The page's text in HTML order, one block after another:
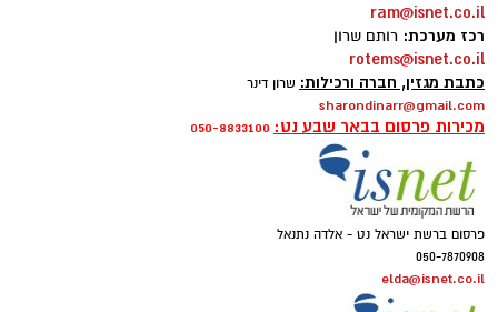
ram@isnet.co.il
רכז מערכת: רותם שרון
rotems@isnet.co.il
כתבת מגזין, חברה ורכילות: שרון דינר
sharondinarr@gmail.com
מכירות פרסום בבאר שבע נט: 050-8833100
פרסום ברשת ישראל נט - אלדה נתנאל
050-7870908
elda@isnet.co.il